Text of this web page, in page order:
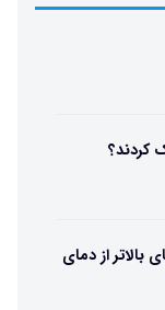
کردند؟
از دمای